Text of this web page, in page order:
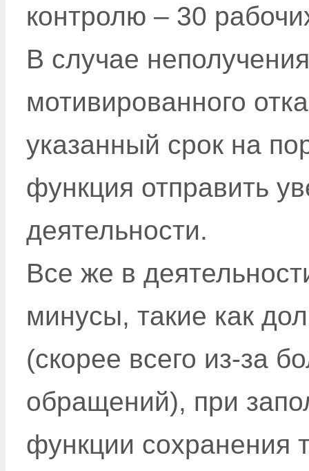
контролю – 30
В случае
мотивированного
указанный срок на
функция отправить
деятельности.
Все же в
минусы, такие как
(скорее всего из-за
обращений), при
функции сохранения